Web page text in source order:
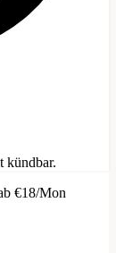
kündbar.
€18/Mon